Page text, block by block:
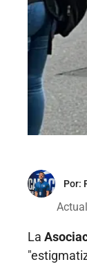
Por:
La